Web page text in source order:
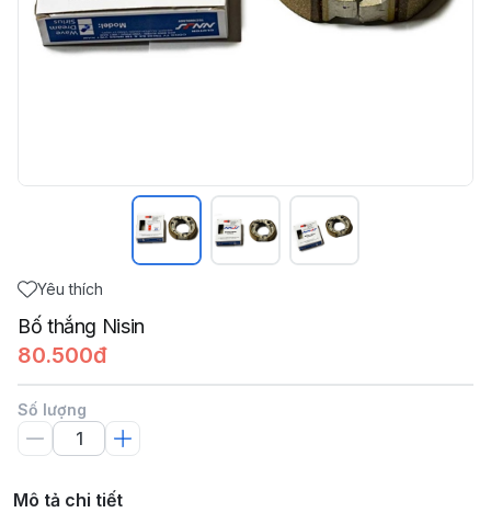
Yêu thích
Bố thắng Nisin
80.500đ
Số lượng
Mô tả chi tiết